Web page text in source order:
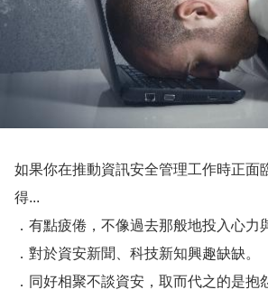
如果你在推動資訊安全管理工作時正面
得...
．有點疲倦，不像過去那般地投入心力
．對於資安新聞、科技新知興趣缺缺。
．同好相聚不談資安，取而代之的是抱